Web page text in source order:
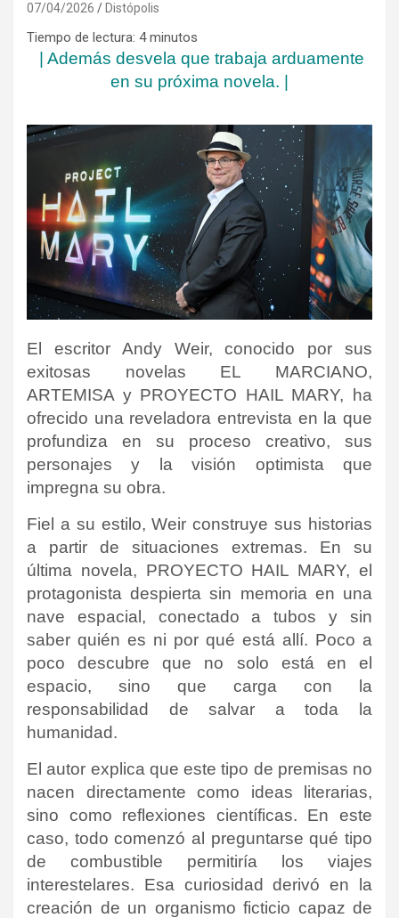
07/04/2026 Distópolis
Tiempo de lectura: 4 minutos
Además desvela que trabaja arduamente
en su próxima novela.
El escritor Andy Weir, conocido por sus
exitosas novelas EL MARCIANO,
ARTEMISA y PROYECTO HAIL MARY, ha
ofrecido una reveladora entrevista en la que
profundiza en su proceso creativo, sus
personajes y la visión optimista que
impregna su obra.
Fiel a su estilo, Weir construye sus historias
a partir de situaciones extremas. En su
última novela, PROYECTO HAIL MARY, el
protagonista despierta sin memoria en una
nave espacial, conectado a tubos y sin
saber quién es ni por qué está allí. Poco a
poco descubre que no solo está en el
espacio, sino que carga con la
responsabilidad de salvar a toda la
humanidad.
El autor explica que este tipo de premisas no
nacen directamente como ideas literarias,
sino como reflexiones científicas. En este
caso, todo comenzó al preguntarse qué tipo
de combustible permitiría los viajes
interestelares. Esa curiosidad derivó en la
creación de un organismo ficticio capaz de